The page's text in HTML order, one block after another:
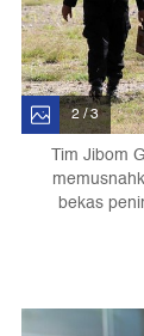
2 / 3
Tim Jibom
bekas